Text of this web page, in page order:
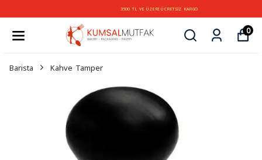
3500 TL VE ÜZERİ ÜCRETSİZ KARGO
0
Barista Kahve Tamper